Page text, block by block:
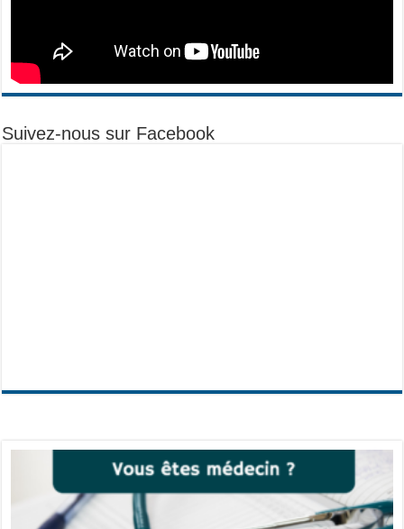
Suivez-nous sur Facebook